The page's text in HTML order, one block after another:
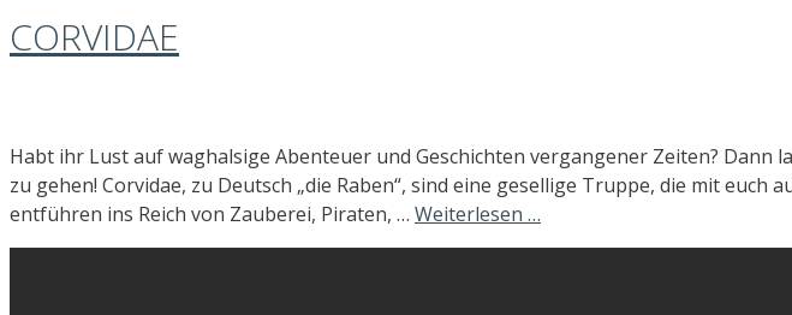
CORVIDAE
Habt ihr Lust auf waghalsige Abenteuer und Geschichten vergangener Zeiten?
zu gehen! Corvidae, zu Deutsch „die Raben“, sind eine gesellige Truppe, die mit
entführen ins Reich von Zauberei, Piraten, … Weiterlesen …